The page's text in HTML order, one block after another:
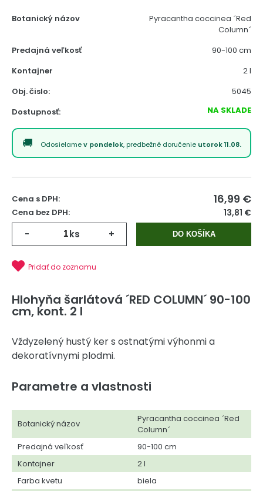
Botanický názov
Pyracantha coccinea ´Red
Column´
Predajná veľkosť
90-100 cm
Kontajner
2 l
Obj. čislo:
5045
Dostupnosť:
NA SKLADE
Odosielamev pondelok, predbežné doručenie utorok 11.08.
Cena s DPH: 16,99 €
Cena bez DPH: 13,81 €
- ks + DO KOŠÍKA
Pridať do zoznamu
Hlohyňa šarlátová ´RED COLUMN´ 90-100
cm, kont. 2 l
Vždyzelený hustý ker s ostnatými výhonmi a
dekoratívnymi plodmi.
Parametre a vlastnosti
Botanický názov
Pyracantha coccinea ´Red
Column´
Predajná veľkosť
90-100 cm
Kontajner
2 l
Farba kvetu
biela